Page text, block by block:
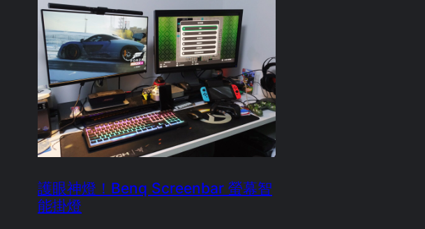
護眼神燈！Benq Screenbar 螢幕智
能掛燈